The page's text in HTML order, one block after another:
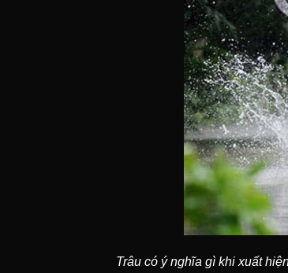
Trâu có ý nghĩa gì khi xuất